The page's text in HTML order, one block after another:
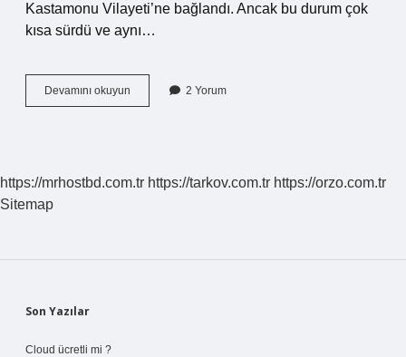
Kastamonu Vilayeti’ne bağlandı. Ancak bu durum çok
kısa sürdü ve aynı…
Devamını okuyun Türkiyenin
Ilk
2 Yorum
https://mrhostbd.com.tr https://tarkov.com.tr https://orzo.com.tr
Sitemap
Sidebar
Son Yazılar
Cloud ücretli mi ?